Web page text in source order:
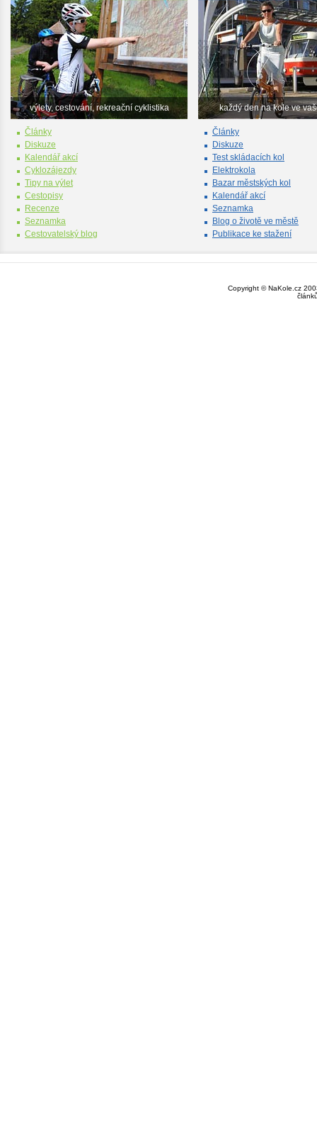
výlety, cestování, rekreační cyklistika
Články
Diskuze
Kalendář akcí
Cyklozájezdy
Tipy na výlet
Cestopisy
Recenze
Seznamka
Cestovatelský blog
každý den na kole ve
Články
Diskuze
Test skládacích kol
Elektrokola
Bazar městských kol
Kalendář akcí
Seznamka
Blog o životě ve městě
Publikace ke stažení
Copyright © NaKole.cz